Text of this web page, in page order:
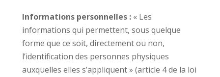
Informations personnelles :« Les
informations qui permettent, sous quelque
forme que ce soit, directement ou non,
l’identification des personnes physiques
auxquelles elles s’appliquent » (article 4 de la loi